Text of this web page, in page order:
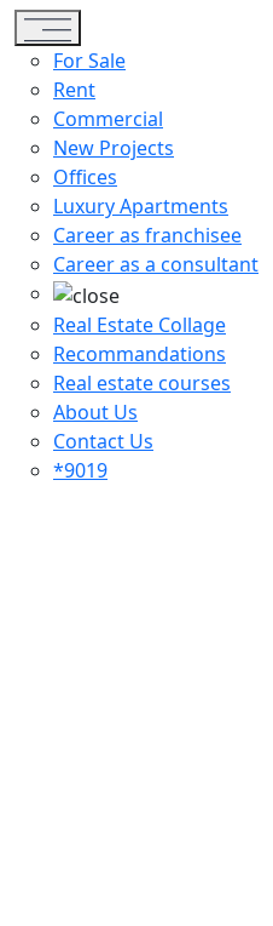
Toggle navigation
For Sale
Rent
Commercial
New Projects
Offices
Luxury Apartments
Career as franchisee
Career as a consultant
Real Estate Collage
Recommandations
Real estate courses
About Us
Contact Us
*9019